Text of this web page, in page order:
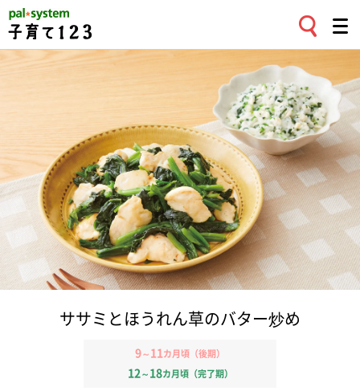
ササミとほうれん草のバター炒め
9～ 11 カ月頃（後期）
12 ～ 18カ月頃（完了期）